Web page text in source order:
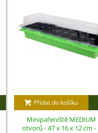
Přidat do košíku
Minipařeniště MEDIUM
otvorů - 47 x 16 x 12 cm -